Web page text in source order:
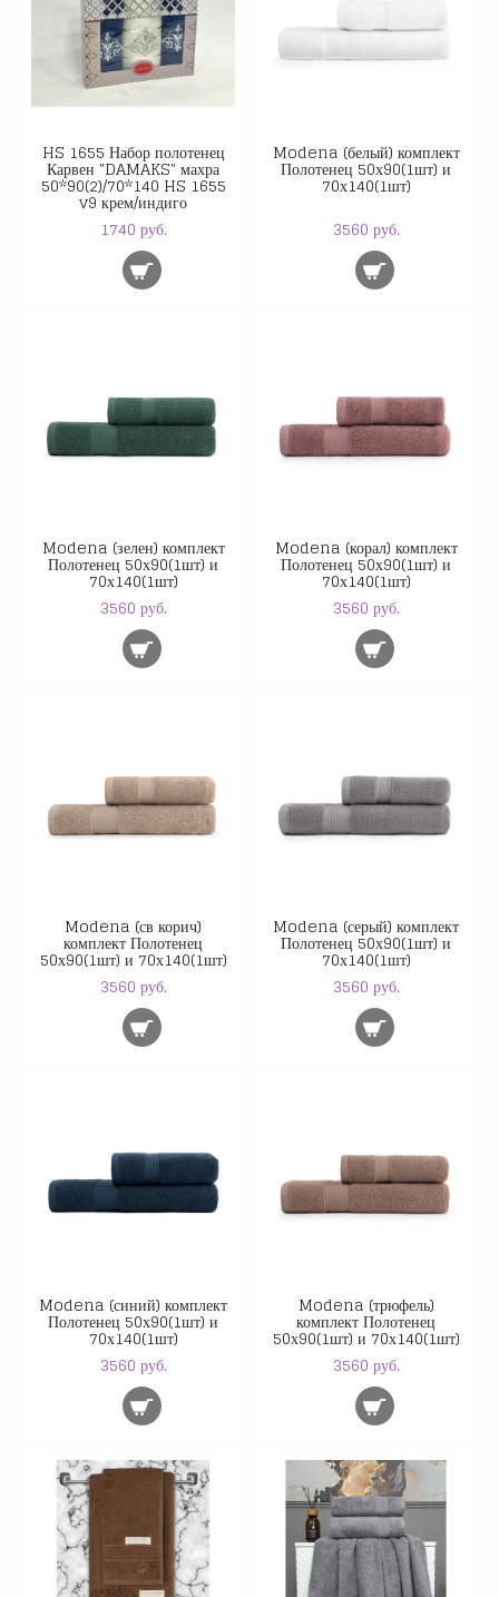
HS 1655 Набор полотенец
Карвен "DAMAKS" махра
50*90(2)/70*140 HS 1655
v9 крем/индиго
1740 руб.
Modena (белый) комплект
Полотенец 50х90(1шт) и
70х140(1шт)
3560 руб.
Modena (зелен) комплект
Полотенец 50х90(1шт) и
70х140(1шт)
3560 руб.
Modena (корал) комплект
Полотенец 50х90(1шт) и
70х140(1шт)
3560 руб.
Modena (св корич)
комплект Полотенец
50х90(1шт) и 70х140(1шт)
3560 руб.
Modena (серый) комплект
Полотенец 50х90(1шт) и
70х140(1шт)
3560 руб.
Modena (синий) комплект
Полотенец 50х90(1шт) и
70х140(1шт)
3560 руб.
Modena (трюфель)
комплект Полотенец
50х90(1шт) и 70х140(1шт)
3560 руб.